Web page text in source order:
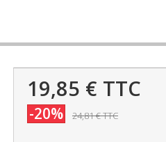
19,85 € TTC
-20% 24,81 €TTC